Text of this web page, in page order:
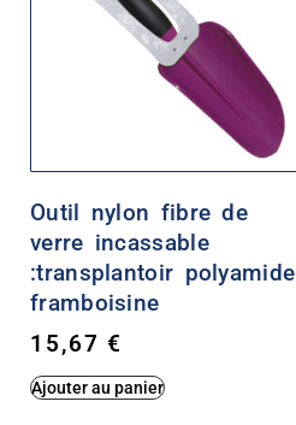
Outil nylon fibre de
verre incassable
:transplantoir polyamide
framboisine
15,67€
Ajouter au panier